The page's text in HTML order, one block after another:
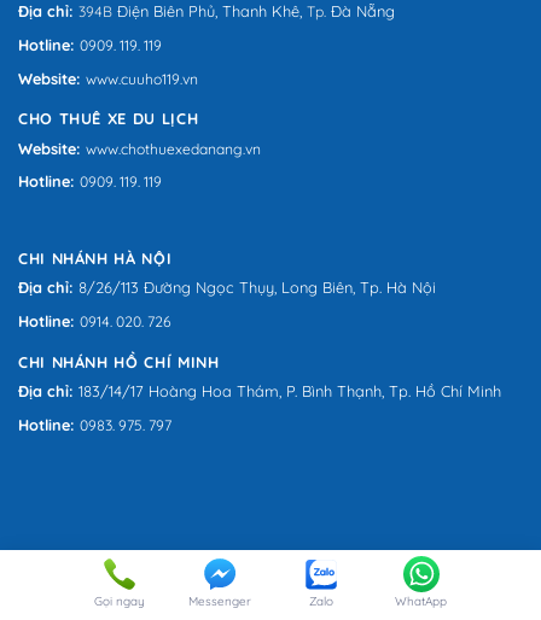
Địa chỉ: 394B Điện Biên Phủ, Thanh Khê, Tp. Đà Nẵng
Hotline: 0909. 119. 119
Website: www.cuuho119.vn
CHO THUÊ XE DU LỊCH
Website: www.chothuexedanang.vn
Hotline: 0909. 119. 119
CHI NHÁNH HÀ NỘI
Địa chỉ: 8/26/113 Đường Ngọc Thụy, Long Biên, Tp. Hà Nội
Hotline: 0914. 020. 726
CHI NHÁNH HỒ CHÍ MINH
Địa chỉ: 183/14/17 Hoàng Hoa Thám, P. Bình Thạnh, Tp. Hồ Chí Minh
Hotline: 0983. 975. 797
Gọi ngay Messenger Zalo WhatApp